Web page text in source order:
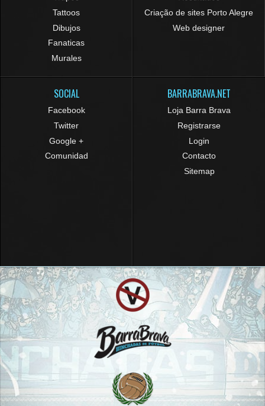
Tattoos
Dibujos
Fanaticas
Murales
Criação de sites Porto Alegre
Web designer
SOCIAL
Facebook
Twitter
Google +
Comunidad
BARRABRAVA.NET
Loja Barra Brava
Registrarse
Login
Contacto
Sitemap